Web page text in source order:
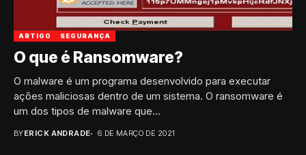
ARTIGO SEGURANÇA
O que é Ransomware?
O malware é um programa desenvolvido para executar
ações maliciosas dentro de um sistema. O ransomware é
um dos tipos de malware que...
BYERICK ANDRADE 6 DE MARÇO DE 2021